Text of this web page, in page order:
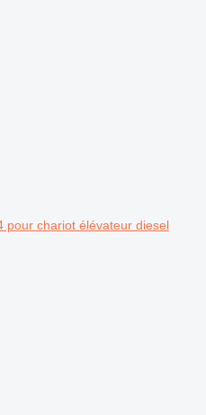
pour chariot élévateur diesel